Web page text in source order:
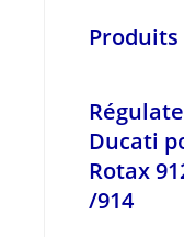
Ducati
Rotax
/914